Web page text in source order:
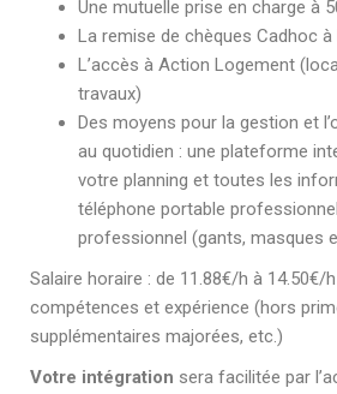
Une mutuelle prise en charge à
La remise de chèques Cadhoc
L’accès à Action Logement
travaux)
Des moyens pour la gestion et
au quotidien : une plateforme
votre planning et toutes les
téléphone portable
professionnel (gants, masques
Salaire horaire : de 11.88€/h à 14.50€/
compétences et expérience (hors
supplémentaires majorées, etc.)
Votre intégration sera facilitée par